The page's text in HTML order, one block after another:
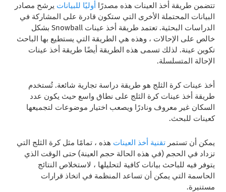
تتضمن طريقة أخذ العينات هذه مصدرًا أوليًا للبيانات يرشح مصادر
البيانات المحتملة الأخرى التي ستكون قادرة على المشاركة في
الدراسات البحثية. تعتمد طريقة أخذ عينات Snowball بشكل
خالص على الإحالات ، وهذه هي الطريقة التي يستطيع بها الباحث
تكوين عينة. لذلك تسمى هذه الطريقة أيضًا طريقة أخذ عينات
الإحالة المتسلسلة.
أخذ عينات كرة الثلج هو طريقة دراسة تجارية شائعة. تُستخدم
طريقة أخذ عينات كرة الثلج على نطاق واسع حيث يكون عدد
السكان غير معروف ونادرًا ويصعب اختيار موضوعات لتجميعها
كعينات للبحث.
يمكن أن تستمرتقنية أخذ العينات هذه ، تمامًا مثل كرة الثلج التي
تزداد في الحجم (في هذه الحالة حجم العينة) حتى الوقت الذي
يتوفر فيه للباحث بيانات كافية لتحليلها ، لاستخلاص النتائج
الحاسمة التي يمكن أن تساعد المنظمة في اتخاذ قرارات
مستنيرة.